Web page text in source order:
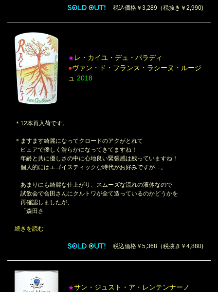
税込価格￥3,289（税抜き￥2,990)
★ レ・カイユ・デュ・パラディ
●ヴァン・ド・フランス・ラシーヌ・ルージ
ュ 2018
＊12本再入荷です。
＊ますます綺麗になってクロードのアクがとれて
ピュアで優しく滑らかになってきてますね！
年齢と共に優しさの中に心地良い緊張感は残っていますね！
個人的にはエゴイスティックな時代がお好みですが....。
あまりにも綺麗な仕上がり、スムーズな流れの液体なので
試飲会で合田さんにクルトワが全て造っているのかどうかを
再確認しましたが、
「森田さ
続きを読む
税込価格￥5,368（税抜き￥4,880)
★サン・ジュスト・ア・レンテンナーノ